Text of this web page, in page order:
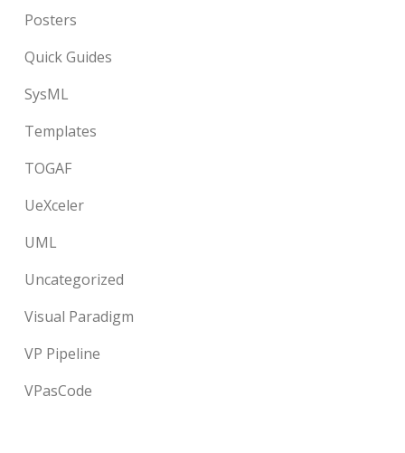
Posters
Quick Guides
SysML
Templates
TOGAF
UeXceler
UML
Uncategorized
Visual Paradigm
VP Pipeline
VPasCode